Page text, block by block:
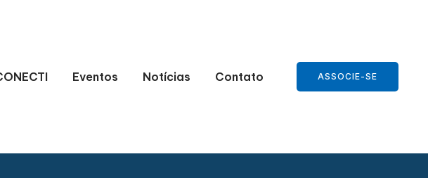
Eventos Notícias Contato ASSOCIE-SE